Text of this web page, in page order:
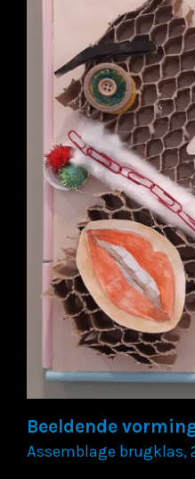
Beeldende
Assemblage brugklas,